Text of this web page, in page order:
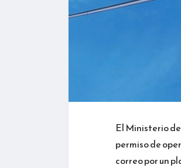
El Ministerio
permiso de
correo por un